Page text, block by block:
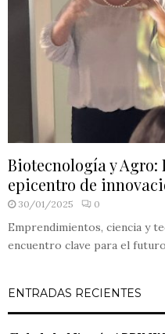
Biotecnología y Agro:
epicentro de
30/01/2025 0
Emprendimientos, ciencia y
encuentro clave para el
ENTRADAS RECIENTES